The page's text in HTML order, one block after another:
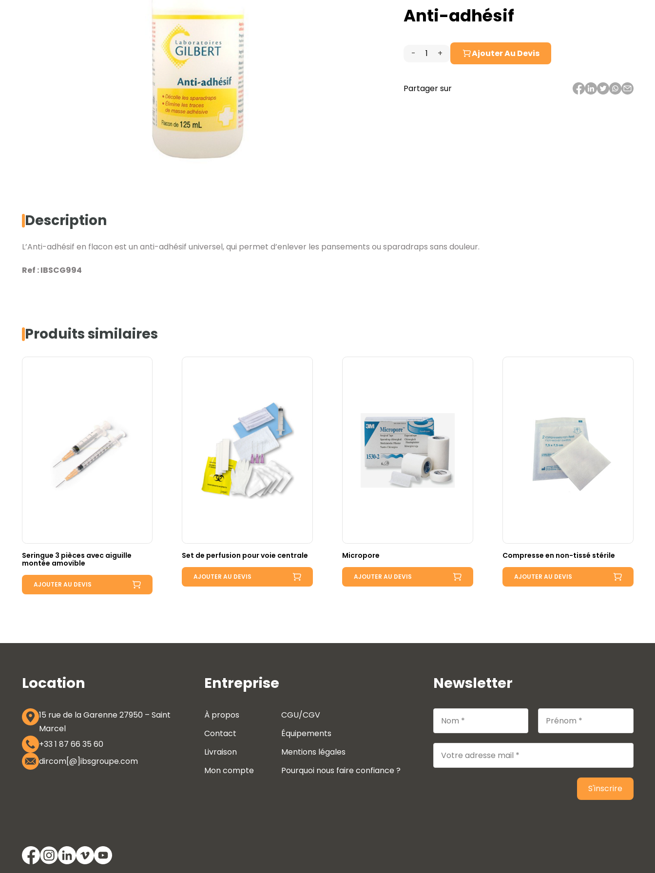
Anti-adhésif
-
quantité
Anti-
+ Ajouter Au Devis
Partager sur
Description
L’Anti-adhésif en flacon est un anti-adhésif universel, qui permet d’enlever les pansements ou sparadraps sans douleur.
Ref : IBSCG994
Produits similaires
Seringue 3 pièces avec aiguille
montée amovible
AJOUTER AU DEVIS
Set de perfusion pour voie centrale
AJOUTER AU DEVIS
Micropore
AJOUTER AU DEVIS
Compresse en non-tissé stérile
AJOUTER AU DEVIS
Location
15 rue de la Garenne 27950 – Saint
Marcel
+33 1 87 66 35 60
dircom[@]ibsgroupe.com
Entreprise
À propos
CGU/CGV
Contact
Équipements
Livraison
Mentions légales
Mon compte
Pourquoi nous faire confiance ?
Newsletter